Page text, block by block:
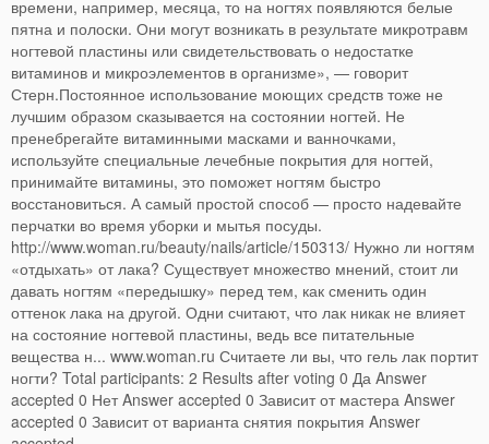
времени, например, месяца, то на ногтях появляются белые
пятна и полоски. Они могут возникать в результате микротравм
ногтевой пластины или свидетельствовать о недостатке
витаминов и микроэлементов в организме», — говорит
Стерн.Постоянное использование моющих средств тоже не
лучшим образом сказывается на состоянии ногтей. Не
пренебрегайте витаминными масками и ванночками,
используйте специальные лечебные покрытия для ногтей,
принимайте витамины, это поможет ногтям быстро
восстановиться. А самый простой способ — просто надевайте
перчатки во время уборки и мытья посуды.
http://www.woman.ru/beauty/nails/article/150313/ Нужно ли ногтям
«отдыхать» от лака? Существует множество мнений, стоит ли
давать ногтям «передышку» перед тем, как сменить один
оттенок лака на другой. Одни считают, что лак никак не влияет
на состояние ногтевой пластины, ведь все питательные
вещества н... www.woman.ru Считаете ли вы, что гель лак портит
ногти? Total participants: 2 Results after voting 0 Да Answer
accepted 0 Нет Answer accepted 0 Зависит от мастера Answer
accepted 0 Зависит от варианта снятия покрытия Answer